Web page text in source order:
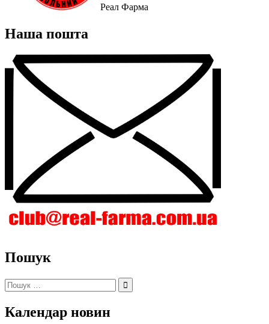
Реал Фарма
Наша пошта
Пошук
Пошук:
Календар новин